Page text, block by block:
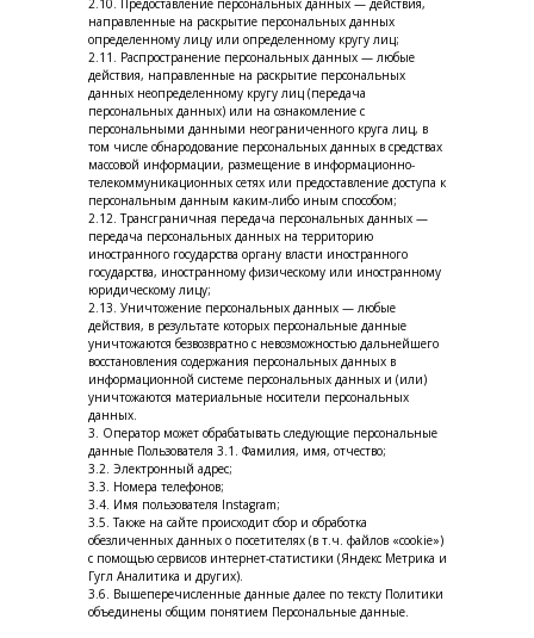
2.10. Предоставление персональных данных — действия,
направленные на раскрытие персональных данных
определенному лицу или определенному кругу лиц;
2.11. Распространение персональных данных — любые
действия, направленные на раскрытие персональных
данных неопределенному кругу лиц (передача
персональных данных) или на ознакомление с
персональными данными неограниченного круга лиц, в
том числе обнародование персональных данных в средствах
массовой информации, размещение в информационно-
телекоммуникационных сетях или предоставление доступа к
персональным данным каким-либо иным способом;
2.12. Трансграничная передача персональных данных —
передача персональных данных на территорию
иностранного государства органу власти иностранного
государства, иностранному физическому или иностранному
юридическому лицу;
2.13. Уничтожение персональных данных — любые
действия, в результате которых персональные данные
уничтожаются безвозвратно с невозможностью дальнейшего
восстановления содержания персональных данных в
информационной системе персональных данных и (или)
уничтожаются материальные носители персональных
данных.
3. Оператор может обрабатывать следующие персональные
данные Пользователя 3.1. Фамилия, имя, отчество;
3.2. Электронный адрес;
3.3. Номера телефонов;
3.4. Имя пользователя Instagram;
3.5. Также на сайте происходит сбор и обработка
обезличенных данных о посетителях (в т.ч. файлов «cookie»)
с помощью сервисов интернет-статистики (Яндекс Метрика и
Гугл Аналитика и других).
3.6. Вышеперечисленные данные далее по тексту Политики
объединены общим понятием Персональные данные.